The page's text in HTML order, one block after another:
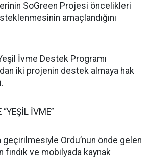
SoGreen Projesi öncelikleri
amaçlandığını
İvme Destek Programı
iki projenin destek almaya hak
“YEŞİL İVME”
geçirilmesiyle Ordu’nun önde gelen
fındık ve mobilyada kaynak